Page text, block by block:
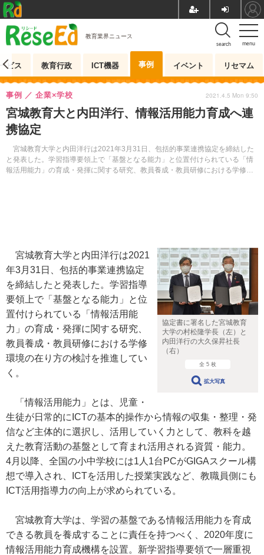
menu
search
教育業界ニュース
ビス 教育行政 ICT機器 事例 イベント リセマム
宮城教育大と内田洋行、情報活用能力育成へ連
携協定
宮城教育大学と内田洋行は2021年3月31日、包括的事業連携協定を締結した
と発表した。学習指導要領上で「基盤となる能力」と位置付けられている「情
報活用能力」の育成・発揮に関する研究、教員養成・教員研修における学修環
事例 企業×学校 2021.4.5 Mon 9:50
協定書に署名した宮城教育
大学の村松隆学長（左）と
内田洋行の大久保昇社長
（右）
全 5 枚
拡大写真
宮城教育大学と内田洋行は2021
年3月31日、包括的事業連携協定
を締結したと発表した。学習指導
要領上で「基盤となる能力」と位
置付けられている「情報活用能
力」の育成・発揮に関する研究、
教員養成・教員研修における学修
環境の在り方の検討を推進してい
く。
「情報活用能力」とは、児童・
生徒が日常的にICTの基本的操作から情報の収集・整理・発
信など主体的に選択し、活用していく力として、教科を越
えた教育活動の基盤として育まれ活用される資質・能力。
4月以降、全国の小中学校には1人1台PCがGIGAスクール構
想で導入され、ICTを活用した授業実践など、教職員側にも
ICT活用指導力の向上が求められている。
宮城教育大学は、学習の基盤である情報活用能力を育成
できる教員を養成することに責任を持つべく、2020年度に
情報活用能力育成機構を設置。新学習指導要領で一層重視